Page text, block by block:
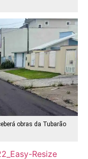
obras da Tubarão